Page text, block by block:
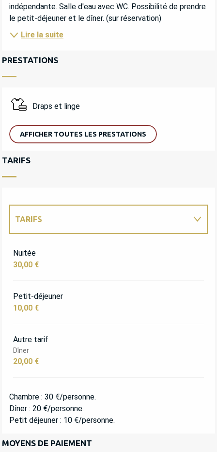
indépendante. Salle d'eau avec WC. Possibilité de prendre
le petit-déjeuner et le dîner. (sur réservation)
Lire la suite
PRESTATIONS
Draps et linge
AFFICHER TOUTES LES PRESTATIONS
TARIFS
TARIFS
Nuitée
30,00 €
Petit-déjeuner
10,00 €
Autre tarif
Dîner
20,00 €
Chambre : 30 €/personne.
Dîner : 20 €/personne.
Petit déjeuner : 10 €/personne.
MOYENS DE PAIEMENT